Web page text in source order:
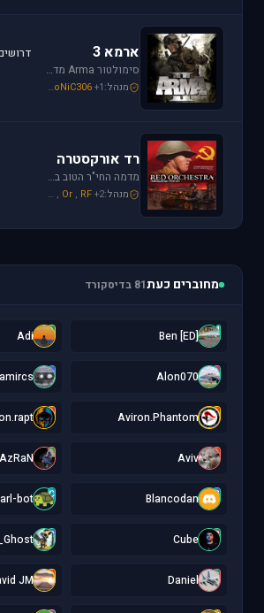
ארמא 3
סימולטור Arma מדמה את לוחמת שדה הקרב ברמה ריאליסטית גבוהה. בנוסף, ארמא משלב בין לוחמה אווירית ללוחמת שדה קרקעית.
מנהל: SoNiC306+1
רד אורקסטרה
מדמה החי"ר הטוב ביותר שיצא למלחמת העולם השנייה. המשחק היחידי שמחזיר אותך לחזית המזרחית. כולל לוחמת חי"ר ושריון.
מנהל: Mike_69th , Or , RF+2
מחוברים כעת81 בדיסקורד
[
[ED] Ben
A
Adi
A
Alon070
a
amircs
A
Aviron.Phantom
A
A
Aviv
A
AzRaN !
B
Blancodan
C
bot
C
Cube
C
D
Daniel
D
JM